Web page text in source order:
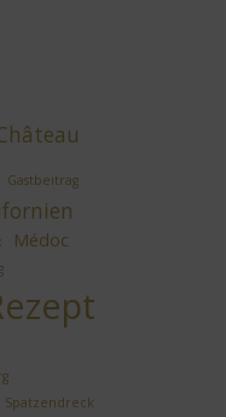
Gastbeitrag
Médoc
Spatzendreck